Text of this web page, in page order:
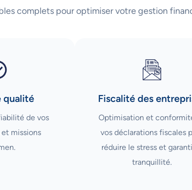
complets pour optimiser votre gestion
qualité
de vos
missions
Fiscalité des
Optimisation et
vos déclarations fiscales
réduire le stress et
tranquillité.